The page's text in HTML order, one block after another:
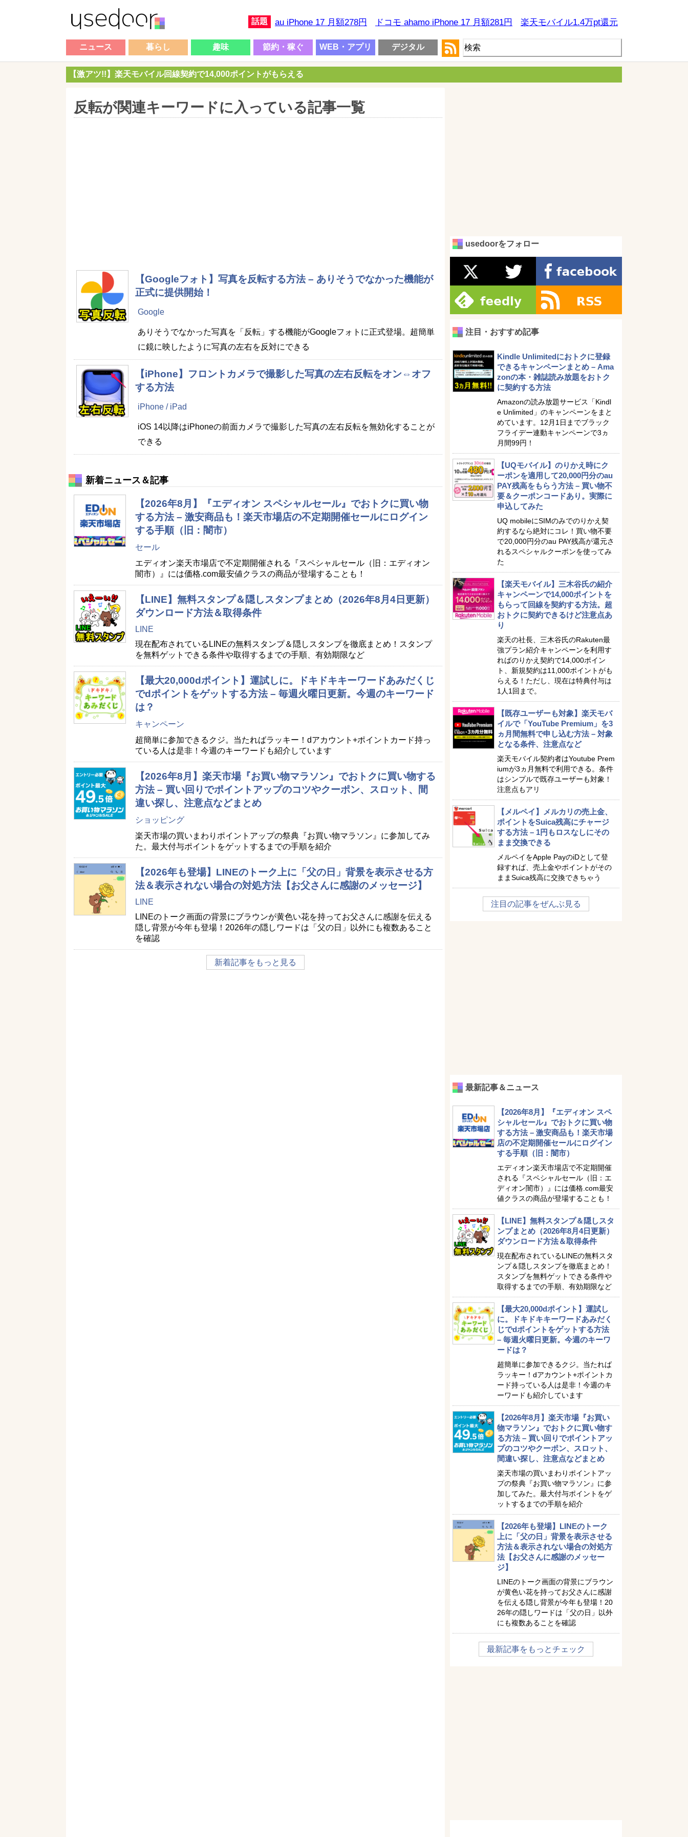
話題 au iPhone 17 月額278円 ドコモ ahamo iPhone 17 月額281円 楽天モバイル1.4万pt還元
ニュース 暮らし 趣味 節約・稼ぐ WEB・アプリ デジタル
【激アツ!!】楽天モバイル回線契約で14,000ポイントがもらえる
反転が関連キーワードに入っている記事一覧
【Googleフォト】写真を反転する方法 – ありそうでなかった機能が
正式に提供開始！
Google
ありそうでなかった写真を「反転」する機能がGoogleフォトに正式登場。超簡単
に鏡に映したように写真の左右を反対にできる
【iPhone】フロントカメラで撮影した写真の左右反転をオン⇔オフ
する方法
iPhone / iPad
iOS 14以降はiPhoneの前面カメラで撮影した写真の左右反転を無効化することが
できる
新着ニュース＆記事
【2026年8月】『エディオン スペシャルセール』でおトクに買い物
する方法 – 激安商品も！楽天市場店の不定期開催セールにログイン
する手順（旧：闇市）
セール
エディオン楽天市場店で不定期開催される『スペシャルセール（旧：エディオン
闇市）』には価格.com最安値クラスの商品が登場することも！
【LINE】無料スタンプ＆隠しスタンプまとめ（2026年8月4日更新）
ダウンロード方法＆取得条件
LINE
現在配布されているLINEの無料スタンプ＆隠しスタンプを徹底まとめ！スタンプ
を無料ゲットできる条件や取得するまでの手順、有効期限など
【最大20,000dポイント】運試しに。ドキドキキーワードあみだくじ
でdポイントをゲットする方法 – 毎週火曜日更新。今週のキーワード
は？
キャンペーン
超簡単に参加できるクジ。当たればラッキー！dアカウント+ポイントカード持っ
ている人は是非！今週のキーワードも紹介しています
【2026年8月】楽天市場『お買い物マラソン』でおトクに買い物する
方法 – 買い回りでポイントアップのコツやクーポン、スロット、間
違い探し、注意点などまとめ
ショッピング
楽天市場の買いまわりポイントアップの祭典『お買い物マラソン』に参加してみ
た。最大付与ポイントをゲットするまでの手順を紹介
【2026年も登場】LINEのトーク上に「父の日」背景を表示させる方
法＆表示されない場合の対処方法【お父さんに感謝のメッセージ】
LINE
LINEのトーク画面の背景にブラウンが黄色い花を持ってお父さんに感謝を伝える
隠し背景が今年も登場！2026年の隠しワードは「父の日」以外にも複数あること
を確認
新着記事をもっと見る
usedoorをフォロー
注目・おすすめ記事
Kindle Unlimitedにおトクに登録
できるキャンペーンまとめ – Ama
zonの本・雑誌読み放題をおトク
に契約する方法
Amazonの読み放題サービス「Kindl
e Unlimited」のキャンペーンをまと
めています。12月1日までブラック
フライデー連動キャンペーンで3ヵ
月間99円！
【UQモバイル】のりかえ時にク
ーポンを適用して20,000円分のau
PAY残高をもらう方法 – 買い物不
要＆クーポンコードあり。実際に
申込してみた
UQ mobileにSIMのみでのりかえ契
約するなら絶対にコレ！買い物不要
で20,000円分のau PAY残高が還元さ
れるスペシャルクーポンを使ってみ
た
【楽天モバイル】三木谷氏の紹介
キャンペーンで14,000ポイントを
もらって回線を契約する方法。超
おトクに契約できるけど注意点あ
り
楽天の社長、三木谷氏のRakuten最
強プラン紹介キャンペーンを利用す
ればのりかえ契約で14,000ポイン
ト、新規契約は11,000ポイントがも
らえる！ただし、現在は特典付与は
1人1回まで。
【既存ユーザーも対象】楽天モバ
イルで「YouTube Premium」を3
ヵ月間無料で申し込む方法 – 対象
となる条件、注意点など
楽天モバイル契約者はYoutube Prem
iumが3ヵ月無料で利用できる。条件
はシンプルで既存ユーザーも対象！
注意点もアリ
【メルペイ】メルカリの売上金、
ポイントをSuica残高にチャージ
する方法 – 1円もロスなしにその
まま交換できる
メルペイをApple PayのiDとして登
録すれば、売上金やポイントがその
ままSuica残高に交換できちゃう
注目の記事をぜんぶ見る
最新記事＆ニュース
【2026年8月】『エディオン スペ
シャルセール』でおトクに買い物
する方法 – 激安商品も！楽天市場
店の不定期開催セールにログイン
する手順（旧：闇市）
エディオン楽天市場店で不定期開催
される『スペシャルセール（旧：エ
ディオン闇市）』には価格.com最安
値クラスの商品が登場することも！
【LINE】無料スタンプ＆隠しスタ
ンプまとめ（2026年8月4日更新）
ダウンロード方法＆取得条件
現在配布されているLINEの無料スタ
ンプ＆隠しスタンプを徹底まとめ！
スタンプを無料ゲットできる条件や
取得するまでの手順、有効期限など
【最大20,000dポイント】運試し
に。ドキドキキーワードあみだく
じでdポイントをゲットする方法
– 毎週火曜日更新。今週のキーワ
ードは？
超簡単に参加できるクジ。当たれば
ラッキー！dアカウント+ポイントカ
ード持っている人は是非！今週のキ
ーワードも紹介しています
【2026年8月】楽天市場『お買い
物マラソン』でおトクに買い物す
る方法 – 買い回りでポイントアッ
プのコツやクーポン、スロット、
間違い探し、注意点などまとめ
楽天市場の買いまわりポイントアッ
プの祭典『お買い物マラソン』に参
加してみた。最大付与ポイントをゲ
ットするまでの手順を紹介
【2026年も登場】LINEのトーク
上に「父の日」背景を表示させる
方法＆表示されない場合の対処方
法【お父さんに感謝のメッセー
ジ】
LINEのトーク画面の背景にブラウン
が黄色い花を持ってお父さんに感謝
を伝える隠し背景が今年も登場！20
26年の隠しワードは「父の日」以外
にも複数あることを確認
最新記事をもっとチェック